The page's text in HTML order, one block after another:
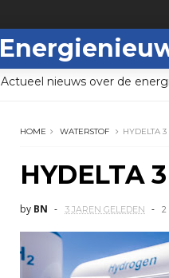
Actueel nieuws over de
HOME WATERSTOF HYDELTA
HYDELTA
by BN 3 JAREN GELEDEN 2